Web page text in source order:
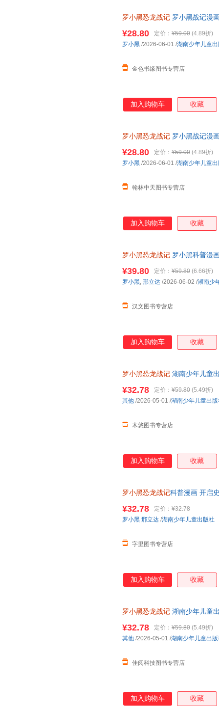
罗小黑恐龙战记 罗小黑战记漫
¥28.80 定价： ¥59.00 (4.89折)
金色书缘图书专营店
罗小黑 /2026-06-01 /湖南少年儿童
加入购物车 收藏
罗小黑恐龙战记 罗小黑战记漫
¥28.80 定价： ¥59.00 (4.89折)
翰林中天图书专营店
罗小黑 /2026-06-01 /湖南少年儿童
加入购物车 收藏
罗小黑恐龙战记 罗小黑科普漫
¥39.80 定价： ¥59.80 (6.66折)
汉文图书专营店
罗小黑, 邢立达 /2026-06-02 /湖南少
加入购物车 收藏
罗小黑恐龙战记 湖南少年儿童
¥32.78 定价： ¥59.80 (5.49折)
木悠图书专营店
其他 /2026-05-01 /湖南少年儿童出
加入购物车 收藏
罗小黑恐龙战记科普漫画 开启
¥32.78 定价： ¥32.78
字里图书专营店
罗小黑 邢立达 /湖南少年儿童出版社
加入购物车 收藏
罗小黑恐龙战记 湖南少年儿童
¥32.78 定价： ¥59.80 (5.49折)
佳阅科技图书专营店
其他 /2026-05-01 /湖南少年儿童出
加入购物车 收藏